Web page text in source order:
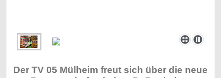
Der TV 05 Mülheim freut sich über die neue